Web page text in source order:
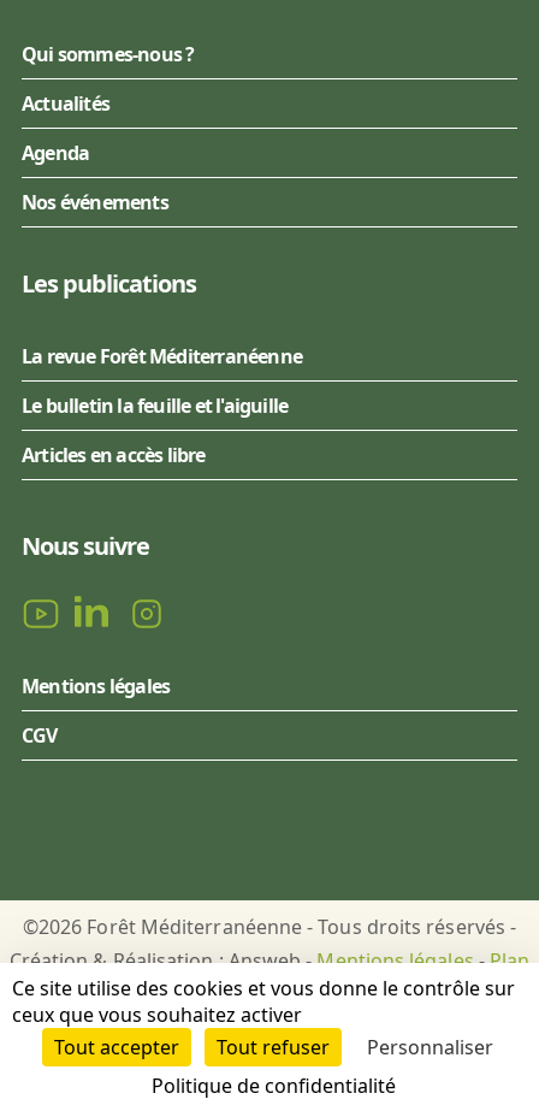
Qui sommes-nous ?
Actualités
Agenda
Nos événements
Les publications
La revue Forêt Méditerranéenne
Le bulletin la feuille et l'aiguille
Articles en accès libre
Nous suivre
Mentions légales
CGV
©2026 Forêt Méditerranéenne - Tous droits réservés -
Création & Réalisation : Answeb -Mentions légales-Plan
du site-Gestion des cookies
DON PUBLICATIONS
Ce site utilise des cookies et vous donne le contrôle sur
ceux que vous souhaitez activer
Tout accepter
Tout refuser
Personnaliser
Politique de confidentialité